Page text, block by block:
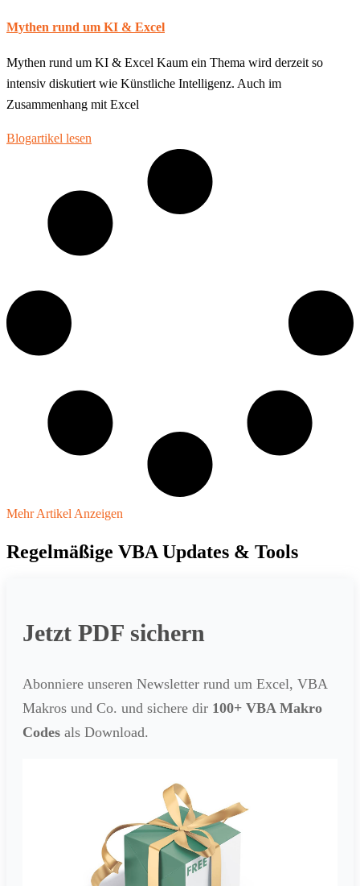
Mythen rund um KI & Excel
Mythen rund um KI & Excel Kaum ein Thema wird derzeit so
intensiv diskutiert wie Künstliche Intelligenz. Auch im
Zusammenhang mit Excel
Blogartikel lesen
Mehr Artikel Anzeigen
Regelmäßige VBA Updates & Tools
Jetzt PDF sichern
Abonniere unseren Newsletter rund um Excel, VBA
Makros und Co. und sichere dir 100+ VBA Makro
Codes als Download.